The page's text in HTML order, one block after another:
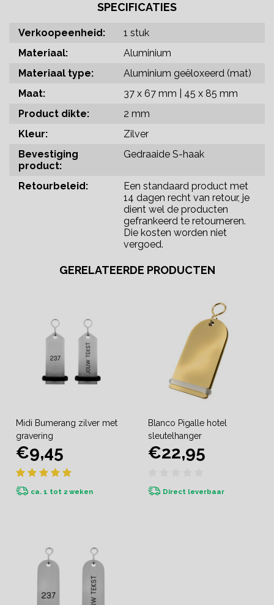
SPECIFICATIES
Verkoopeenheid:
1 stuk
Materiaal:
Aluminium
Materiaal type:
Aluminium geëloxeerd (mat)
Maat:
37 x 67 mm | 45 x 85 mm
Product dikte:
2 mm
Kleur:
Zilver
Bevestiging
product:
Gedraaide S-haak
Retourbeleid:
Een standaard product met
14 dagen recht van retour, je
dient wel de producten
gefrankeerd te retourneren.
Die kosten worden niet
vergoed.
GERELATEERDE PRODUCTEN
Midi Bumerang zilver met
gravering
€9,45
ca. 1 tot 2 weken
Blanco Pigalle hotel
sleutelhanger
€22,95
Direct leverbaar